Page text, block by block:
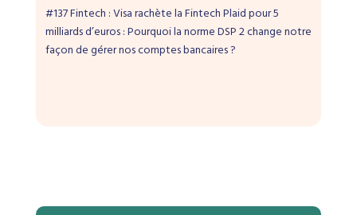
#137 Fintech : Visa rachète la Fintech Plaid pour 5
milliards d’euros : Pourquoi la norme DSP 2 change notre
façon de gérer nos comptes bancaires ?